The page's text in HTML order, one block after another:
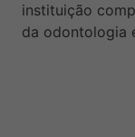
instituição
da odontologia